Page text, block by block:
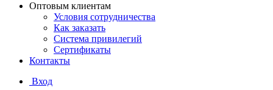
Оптовым клиентам
Условия сотрудничества
Как заказать
Система привилегий
Сертификаты
Контакты
Вход